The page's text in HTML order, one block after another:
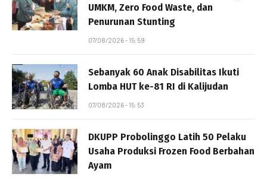
UMKM, Zero Food Waste, dan
Penurunan Stunting
07/08/2026 - 15:59
Sebanyak 60 Anak Disabilitas Ikuti
Lomba HUT ke-81 RI di Kalijudan
07/08/2026 - 15:53
DKUPP Probolinggo Latih 50 Pelaku
Usaha Produksi Frozen Food Berbahan
Ayam